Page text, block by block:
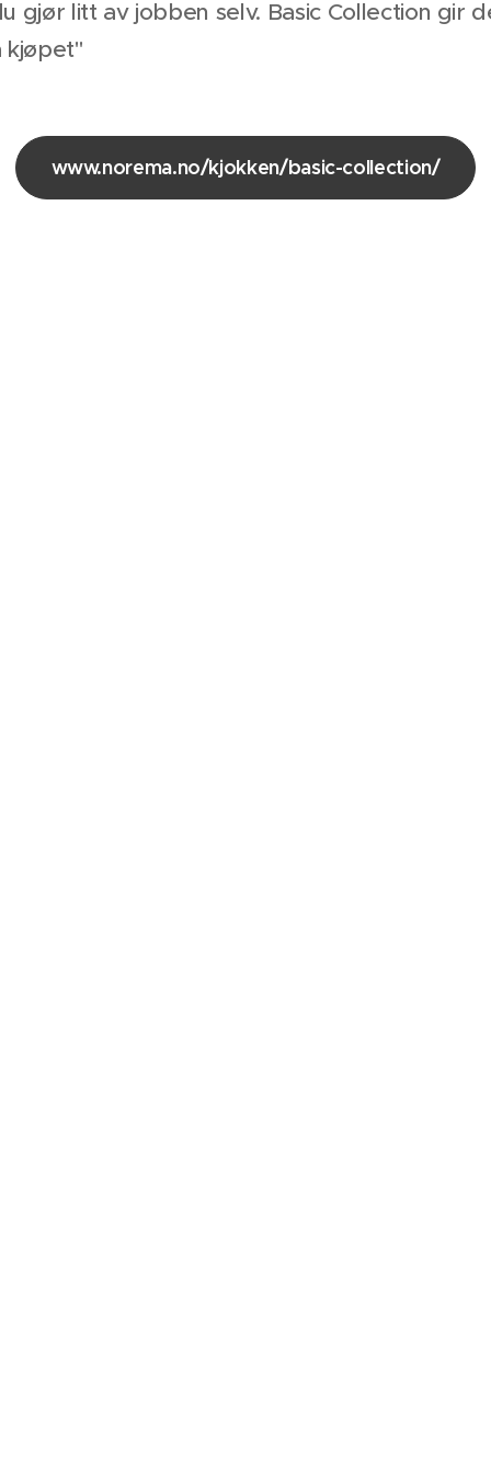
gjør litt av jobben selv. Basic Collection gir
www.norema.no/kjokken/basic-collection/